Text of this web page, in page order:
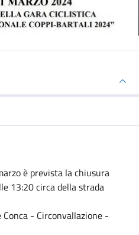
è prevista la chiusura
13:20 circa della strada
- Circonvallazione -